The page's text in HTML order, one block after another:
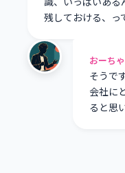
残しておける、っ
おーち
そうで
会社に
ると思